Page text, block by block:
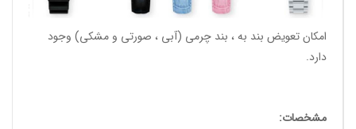
امکان تعویض بند به ، بند چرمی (آبی ، صورتی و مشکی) وجود
دارد.
مشخصات: